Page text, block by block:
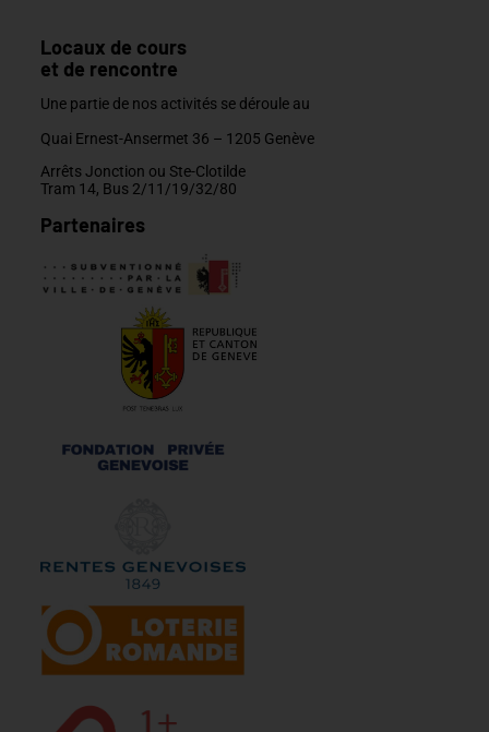
Locaux de cours
et de rencontre
Une partie de nos activités se déroule au
Quai Ernest-Ansermet 36 – 1205 Genève
Arrêts Jonction ou Ste-Clotilde
Tram 14, Bus 2/11/19/32/80
Partenaires